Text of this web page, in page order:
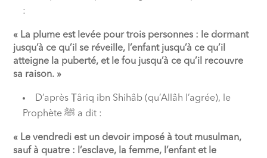
:
« La plume est levée pour trois personnes : le dormant
jusqu’à ce qu’il se réveille, l’enfant jusqu’à ce qu’il
atteigne la puberté, et le fou jusqu’à ce qu’il recouvre
sa raison. »
D’après Ṭâriq ibn Shihâb (qu’Allâh l’agrée), le
Prophète ﷺ a dit :
« Le vendredi est un devoir imposé à tout musulman,
sauf à quatre : l’esclave, la femme, l’enfant et le